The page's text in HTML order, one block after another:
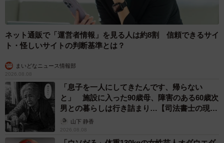
ネット通販で「運営者情報」を見る人は約8割 信頼できるサイ
ト・怪しいサイトの判断基準とは？
まいどなニュース情報部
2026.08.08
「息子を一人にしてきたんです、帰らない
と」 施設に入った90歳母、障害のある60歳次
男との暮らしは行き詰まり…【司法書士の現場
から】山下 静香
2026.08.08